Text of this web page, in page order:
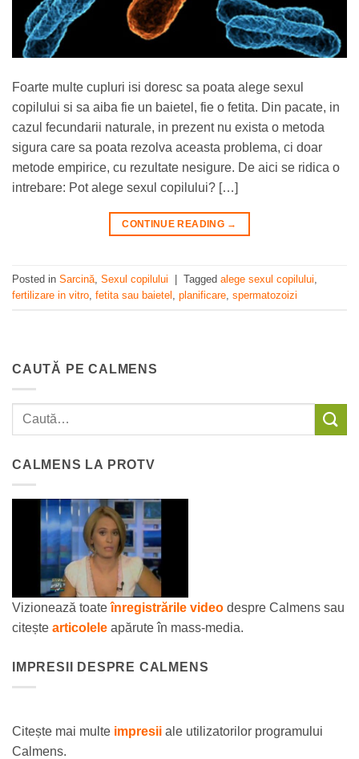
Foarte multe cupluri isi doresc sa poata alege sexul
copilului si sa aiba fie un baietel, fie o fetita. Din pacate, in
cazul fecundarii naturale, in prezent nu exista o metoda
sigura care sa poata rezolva aceasta problema, ci doar
metode empirice, cu rezultate nesigure. De aici se ridica o
intrebare: Pot alege sexul copilului? […]
CONTINUE READING →
Posted in Sarcină Sexul copilului Tagged alege sexul copilului
fertilizare in vitro fetita sau baietel planificare spermatozoizi
CAUTĂ PE CALMENS
CALMENS LA PROTV
Vizionează toateînregistrările video despre Calmens sau
citește articolele apărute în mass-media.
IMPRESII DESPRE CALMENS
Citește mai multe impresii ale utilizatorilor programului
Calmens.